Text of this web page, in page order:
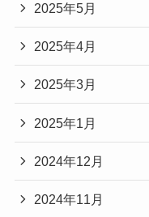
2025年5月
2025年4月
2025年3月
2025年1月
2024年12月
2024年11月